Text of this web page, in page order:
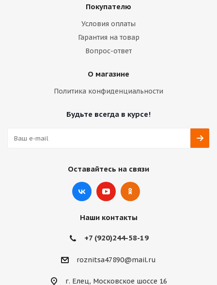
Покупателю
Условия оплаты
Гарантия на товар
Вопрос-ответ
О магазине
Политика конфиденциальности
Будьте всегда в курсе!
Оставайтесь на связи
Наши контакты
+7 (920)244-58-19
roznitsa47890@mail.ru
г. Елец, Московское шоссе 16